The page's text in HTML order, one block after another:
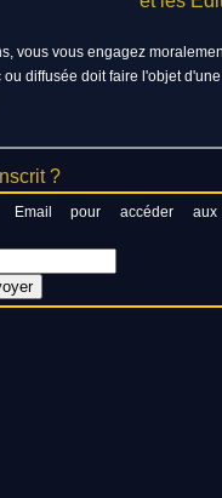
vous vous engagez
diffusée doit faire l'objet
?
Email pour accéder aux